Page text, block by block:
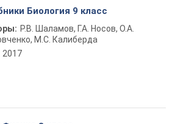
Биология 9 класс
Р.В. Шаламов, Г.А. Носов, О.А.
М.С. Калиберда
2017